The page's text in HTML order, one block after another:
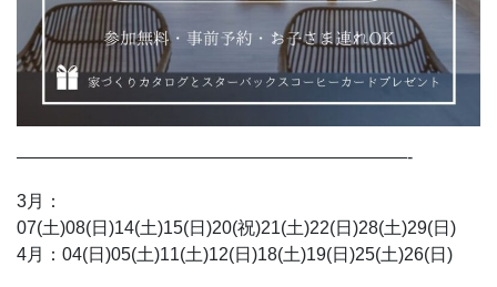
——————————————————————-
3月：
07(土)08(日)14(土)15(日)20(祝)21(土)22(日)28(土)29(日)
4月：04(日)05(土)11(土)12(日)18(土)19(日)25(土)26(日)